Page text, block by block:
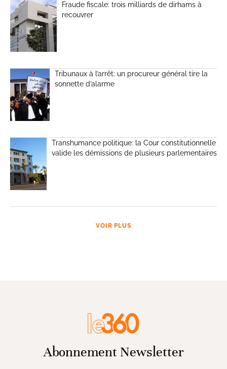
Fraude fiscale: trois milliards de dirhams à
recouvrer
Tribunaux à l’arrêt: un procureur général tire la
sonnette d’alarme
Transhumance politique: la Cour constitutionnelle
valide les démissions de plusieurs parlementaires
VOIR PLUS
Abonnement Newsletter